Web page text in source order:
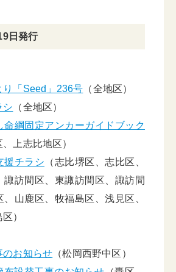
日発行
り「Seed」236号 （全地区）
シ （全地区）
命綱固定アンカーガイドブック
、上志比地区）
援チラシ （志比堺区、志比区、
諏訪間区、東諏訪間区、諏訪間
、山鹿区、牧福島区、浅見区、
）
のお知らせ （松岡西野中区）